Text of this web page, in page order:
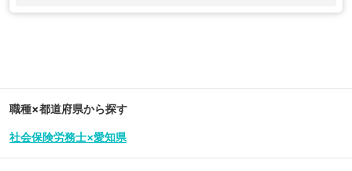
職種×都道府県から探す
社会保険労務士×愛知県